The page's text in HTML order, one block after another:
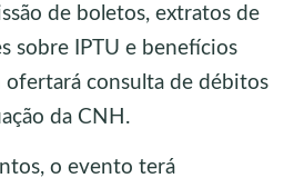
de boletos, extratos de
sobre IPTU e benefícios
ofertará consulta de débitos
da CNH.
o evento terá